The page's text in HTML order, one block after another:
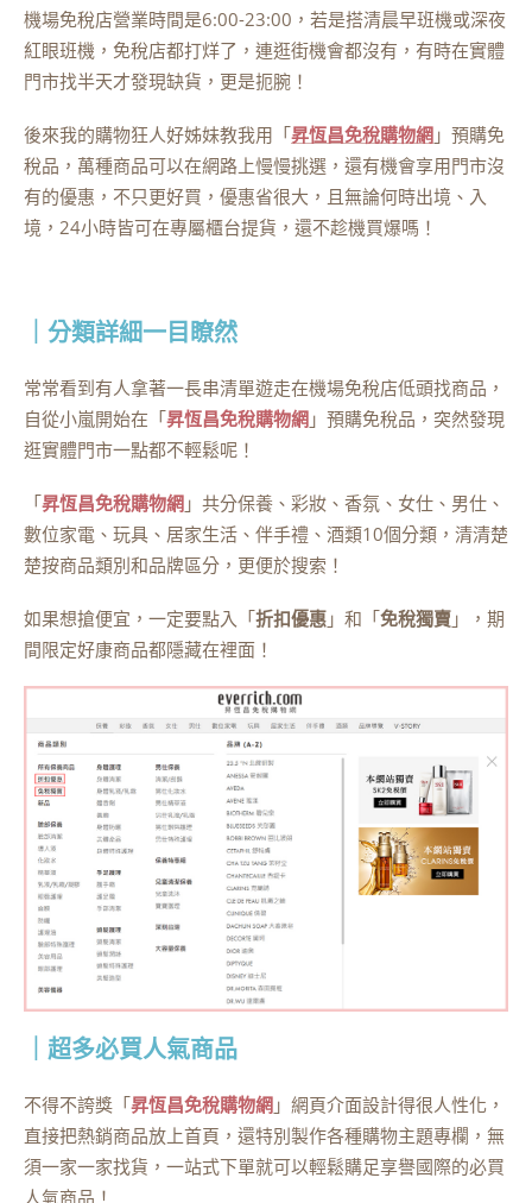
機場免稅店營業時間是6:00-23:00，若是搭清晨早班機或深夜
紅眼班機，免稅店都打烊了，連逛街機會都沒有，有時在實體
門市找半天才發現缺貨，更是扼腕！
後來我的購物狂人好姊妹教我用「昇恆昌免稅購物網 」預購免
稅品，萬種商品可以在網路上慢慢挑選，還有機會享用門市沒
有的優惠，不只更好買，優惠省很大，且無論何時出境、入
境，24小時皆可在專屬櫃台提貨，還不趁機買爆嗎！
｜分類詳細一目瞭然
常常看到有人拿著一長串清單遊走在機場免稅店低頭找商品，
自從小嵐開始在「昇恆昌免稅購物網 」預購免稅品，突然發現
逛實體門市一點都不輕鬆呢！
「昇恆昌免稅購物網 」共分保養、彩妝、香氛、女仕、男仕、
數位家電、玩具、居家生活、伴手禮、酒類10個分類，清清楚
楚按商品類別和品牌區分，更便於搜索！
如果想搶便宜，一定要點入「折扣優惠 」和「免稅獨賣 」，期
間限定好康商品都隱藏在裡面！
｜超多必買人氣商品
不得不誇獎「昇恆昌免稅購物網 」網頁介面設計得很人性化，
直接把熱銷商品放上首頁，還特別製作各種購物主題專欄，無
須一家一家找貨，一站式下單就可以輕鬆購足享譽國際的必買
人氣商品！